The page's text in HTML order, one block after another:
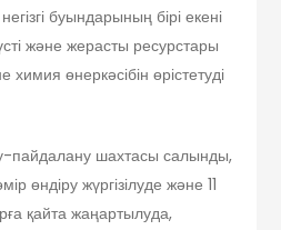
буындарының бірі екені
және жерасты ресурстары
өнеркәсібін өрістетуді
пайдалану шахтасы салынды,
өндіру жүргізілуде және 11
қайта жаңартылуда,